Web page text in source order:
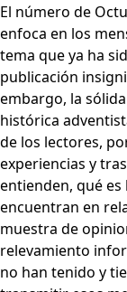
El número de
enfoca en los
tema que ya ha
publicación
embargo, la
histórica
de los lectores,
experiencias y
entienden, qué
encuentran en
muestra de
relevamiento
no han tenido y